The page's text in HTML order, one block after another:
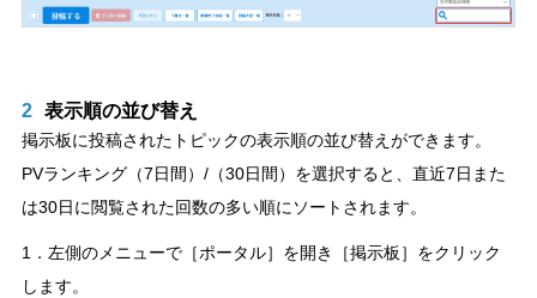
2 表示順の並び替え
掲示板に投稿されたトピックの表示順の並び替えができます。
PVランキング（7日間）/（30日間）を選択すると、直近7日また
は30日に閲覧された回数の多い順にソートされます。
1．左側のメニューで［ポータル］を開き［掲示板］をクリック
します。